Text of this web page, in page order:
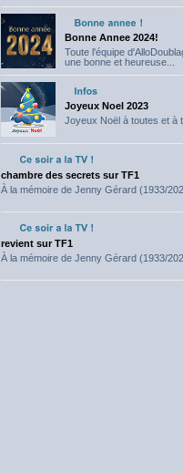
Bonne Annee 2024!
Toute l'équipe
une bonne et heureuse...
Joyeux Noel 2023
Joyeux Noël à toutes et à
chambre des secrets sur TF1
À la mémoire de Jenny Gérard (1933/
revient sur TF1
À la mémoire de Jenny Gérard (1933/